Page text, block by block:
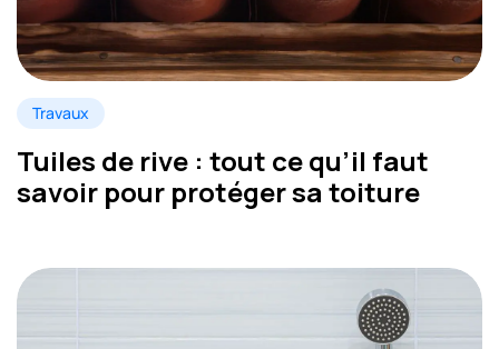
Travaux
Tuiles de rive : tout ce qu’il faut
savoir pour protéger sa toiture